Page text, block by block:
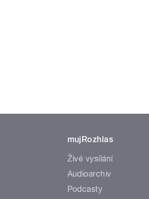
mujRozhlas
Živé vysílání
Audioarchiv
Podcasty